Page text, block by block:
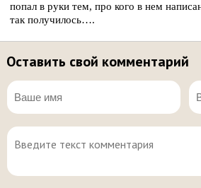
попал в руки тем, про кого в нем
так получилось….
Оставить свой комментарий